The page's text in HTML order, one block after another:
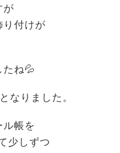
が
り付けが
たね💦
なりました。
帳を
少しずつ